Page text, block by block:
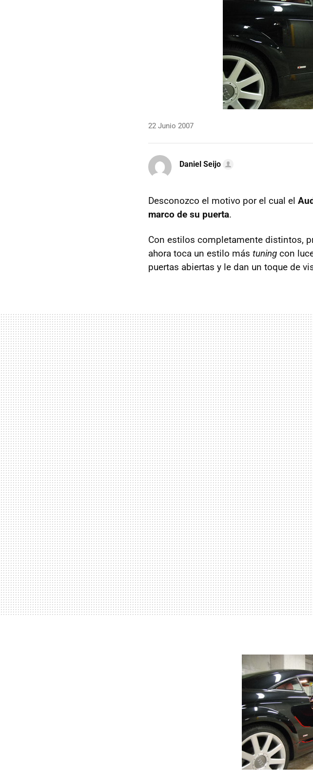
22 Junio 2007
Daniel Seijo
Desconozco el motivo por el cual el
marco de su puerta.
Con estilos completamente distintos,
ahora toca un estilo más tuning con
puertas abiertas y le dan un toque de